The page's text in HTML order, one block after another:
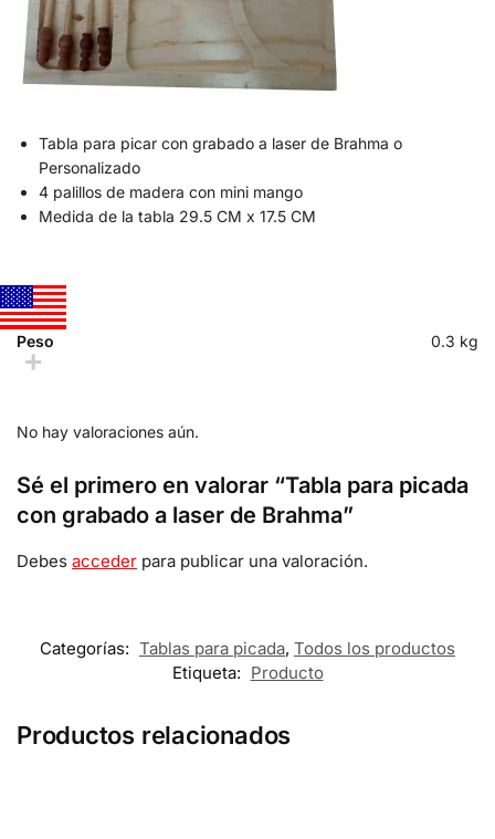
Tabla para picar con grabado a laser de Brahma o
Personalizado
4 palillos de madera con mini mango
Medida de la tabla 29.5 CM x 17.5 CM
Peso 0.3 kg
No hay valoraciones aún.
Sé el primero en valorar “Tabla para picada
con grabado a laser de Brahma”
Debes acceder para publicar una valoración.
Categorías: Tablas para picada, Todos los productos
Etiqueta: Producto
Productos relacionados